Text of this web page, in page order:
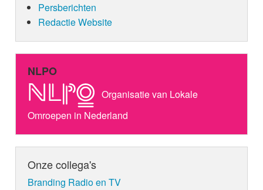
Persberichten
Redactie Website
NLPO
Organisatie van Lokale
Omroepen in Nederland
Onze collega's
Branding Radio en TV